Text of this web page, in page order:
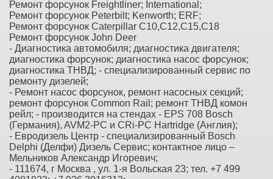
Ремонт форсунок Freightliner; International;
Ремонт форсунок Peterbilt; Kenworth; ERF;
Ремонт форсунок Caterpillar C10,C12,C15,C18
Ремонт форсунок John Deer
- Диагностика автомобиля; диагностика двигателя;
диагностика форсунок; диагностика насос форсунок;
диагностика ТНВД; - специализированный сервис по
ремонту дизелей;
- Ремонт насос форсунок, ремонт насосных секций;
ремонт форсунок Common Rail; ремонт ТНВД комон
рейл; - производится на стендах - EPS 708 Bosch
(Германия), AVM2-PC и CRi-PC Hartridge (Англия);
- Евродизель Центр - специализированный Bosch
Delphi (Делфи) Дизель Сервис; контактное лицо –
Мельников Александр Игоревич;
- 111674, г Москва , ул. 1-я Вольская 23; тел. +7 499